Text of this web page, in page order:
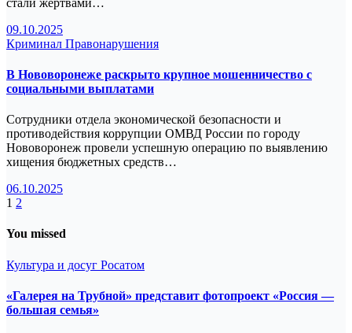
09.10.2025
Криминал Правонарушения
В Нововоронеже раскрыто крупное мошенничество с
социальными выплатами
Сотрудники отдела экономической безопасности и
противодействия коррупции ОМВД России по городу
Нововоронеж провели успешную операцию по выявлению
хищения бюджетных средств…
06.10.2025
Пагинация
записей
1 2
You missed
Культура и досуг Росатом
«Галерея на Трубной» представит фотопроект «Россия —
большая семья»